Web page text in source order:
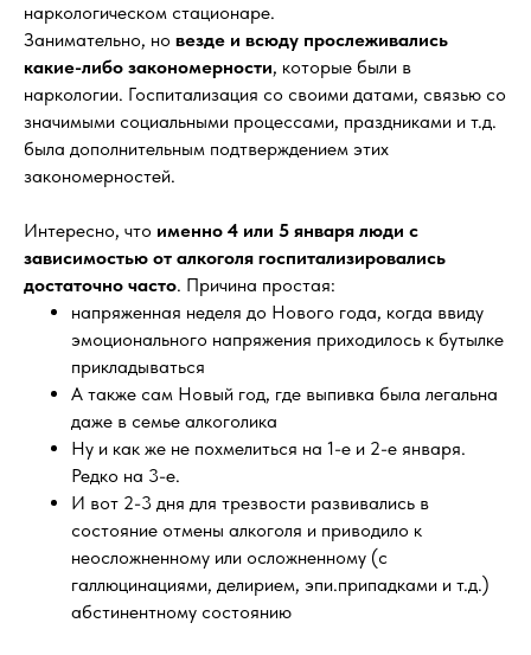
наркологическом стационаре.
Занимательно, но везде и всюду прослеживались
какие-либо закономерности, которые были в
наркологии. Госпитализация со своими датами, связью со
значимыми социальными процессами, праздниками и т.д.
была дополнительным подтверждением этих
закономерностей.
Интересно, что именно 4 или 5 января люди с
зависимостью от алкоголя госпитализировались
достаточно часто. Причина простая:
напряженная неделя до Нового года, когда ввиду
эмоционального напряжения приходилось к бутылке
прикладываться
А также сам Новый год, где выпивка была легальна
даже в семье алкоголика
Ну и как же не похмелиться на 1-е и 2-е января.
Редко на 3-е.
И вот 2-3 дня для трезвости развивались в
состояние отмены алкоголя и приводило к
неосложненному или осложненному (с
галлюцинациями, делирием, эпи.припадками и т.д.)
абстинентному состоянию